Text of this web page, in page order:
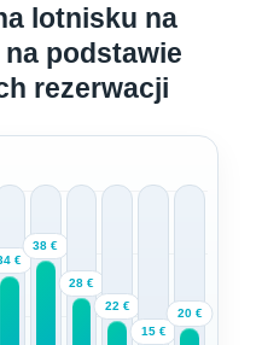
lotnisku na
na podstawie
rezerwacji
€
38 €
28 €
22 €
15 €
20 €